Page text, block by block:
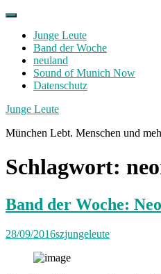
Skip
contentJunge Leute
Band der Woche
neuland
Sound of Munich Now
Datenschutz
Facebook
Twitter
Instagram
Junge Leute
München Lebt. Menschen und
Schlagwort:
Band der Woche:
28/09/2016szjungeleute